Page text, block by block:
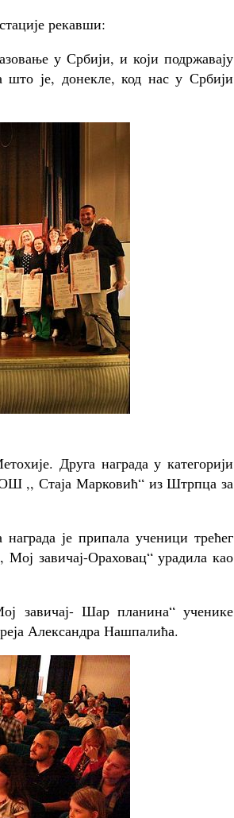
рекавши:
у Србији, и који подржавају
је, донекле, код нас у Србији
Друга награда у категорији
ОШ ,, Стаја Марковић“ из Штрпца за
је припала ученици трећег
завичај-Ораховац“ урадила као
завичај- Шар планина“ ученике
Александра Нашпалића.